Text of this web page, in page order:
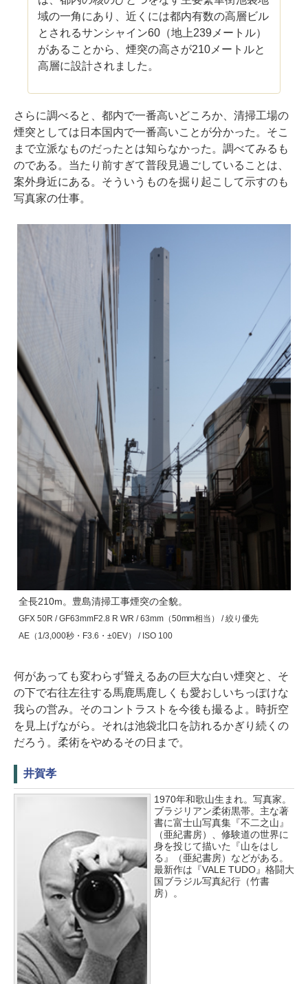
域の一角にあり、近くには都内有数の高層ビル
とされるサンシャイン60（地上239メートル）
があることから、煙突の高さが210メートルと
高層に設計されました。
さらに調べると、都内で一番高いどころか、清掃工場の
煙突としては日本国内で一番高いことが分かった。そこ
まで立派なものだったとは知らなかった。調べてみるも
のである。当たり前すぎて普段見過ごしていることは、
案外身近にある。そういうものを掘り起こして示すのも
写真家の仕事。
全長210m。豊島清掃工事煙突の全貌。
GFX 50R / GF63mmF2.8 R WR / 63mm（50mm相当） / 絞り優先
AE（1/3,000秒・F3.6・±0EV） / ISO 100
何があっても変わらず聳えるあの巨大な白い煙突と、そ
の下で右往左往する馬鹿馬鹿しくも愛おしいちっぽけな
我らの営み。そのコントラストを今後も撮るよ。時折空
を見上げながら。それは池袋北口を訪れるかぎり続くの
だろう。柔術をやめるその日まで。
井賀孝
1970年和歌山生まれ。写真家。
ブラジリアン柔術黒帯。主な著
書に富士山写真集『不二之山』
（亜紀書房）、修験道の世界に
身を投じて描いた『山をはし
る』（亜紀書房）などがある。
最新作は『VALE TUDO』格闘大
国ブラジル写真紀行（竹書
房）。